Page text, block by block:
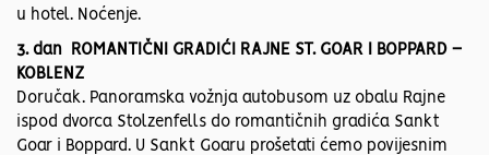
u hotel. Noćenje.
3. dan ROMANTIČNI GRADIĆI RAJNE ST. GOAR I BOPPARD –
KOBLENZ
Doručak. Panoramska vožnja autobusom uz obalu Rajne
ispod dvorca Stolzenfells do romantičnih gradića Sankt
Goar i Boppard. U Sankt Goaru prošetati ćemo povijesnim